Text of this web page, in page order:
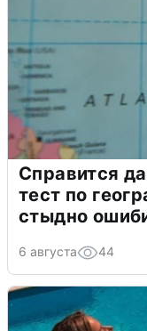
Справится
тест по
стыдно
6 августа 44